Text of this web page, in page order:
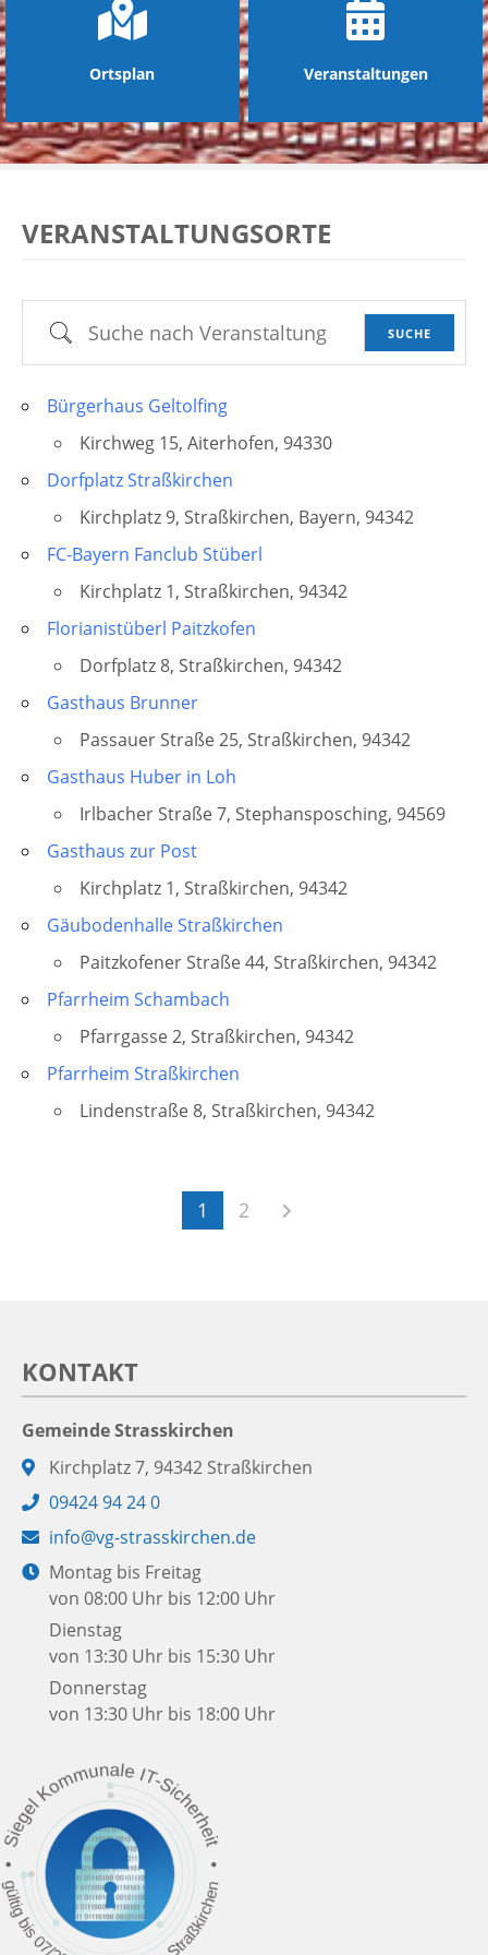
Ortsplan Veranstaltungen
VERANSTALTUNGSORTE
Suche nach Veranstaltung SUCHE
Bürgerhaus Geltolfing
Kirchweg 15, Aiterhofen, 94330
Dorfplatz Straßkirchen
Kirchplatz 9, Straßkirchen, Bayern, 94342
FC-Bayern Fanclub Stüberl
Kirchplatz 1, Straßkirchen, 94342
Florianistüberl Paitzkofen
Dorfplatz 8, Straßkirchen, 94342
Gasthaus Brunner
Passauer Straße 25, Straßkirchen, 94342
Gasthaus Huber in Loh
Irlbacher Straße 7, Stephansposching, 94569
Gasthaus zur Post
Kirchplatz 1, Straßkirchen, 94342
Gäubodenhalle Straßkirchen
Paitzkofener Straße 44, Straßkirchen, 94342
Pfarrheim Schambach
Pfarrgasse 2, Straßkirchen, 94342
Pfarrheim Straßkirchen
Lindenstraße 8, Straßkirchen, 94342
1 2
KONTAKT
Gemeinde Strasskirchen
Adresse:
Kirchplatz 7, 94342 Straßkirchen
Telefon:
09424 94 24 0
E-
Mail:
info@vg-strasskirchen.de
Öffnungszeiten:
Montag bis Freitag
von 08:00 Uhr bis 12:00 Uhr
Dienstag
von 13:30 Uhr bis 15:30 Uhr
Donnerstag
von 13:30 Uhr bis 18:00 Uhr